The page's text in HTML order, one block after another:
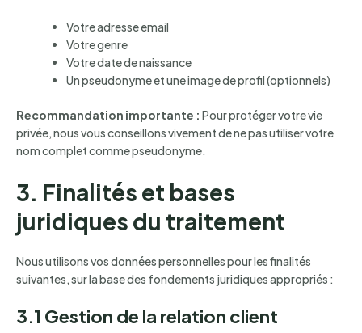
Votre adresse email
Votre genre
Votre date de naissance
Un pseudonyme et une image de profil (optionnels)
Recommandation importante : Pour protéger votre vie
privée, nous vous conseillons vivement de ne pas utiliser votre
nom complet comme pseudonyme.
3. Finalités et bases
juridiques du traitement
Nous utilisons vos données personnelles pour les finalités
suivantes, sur la base des fondements juridiques appropriés :
3.1 Gestion de la relation client